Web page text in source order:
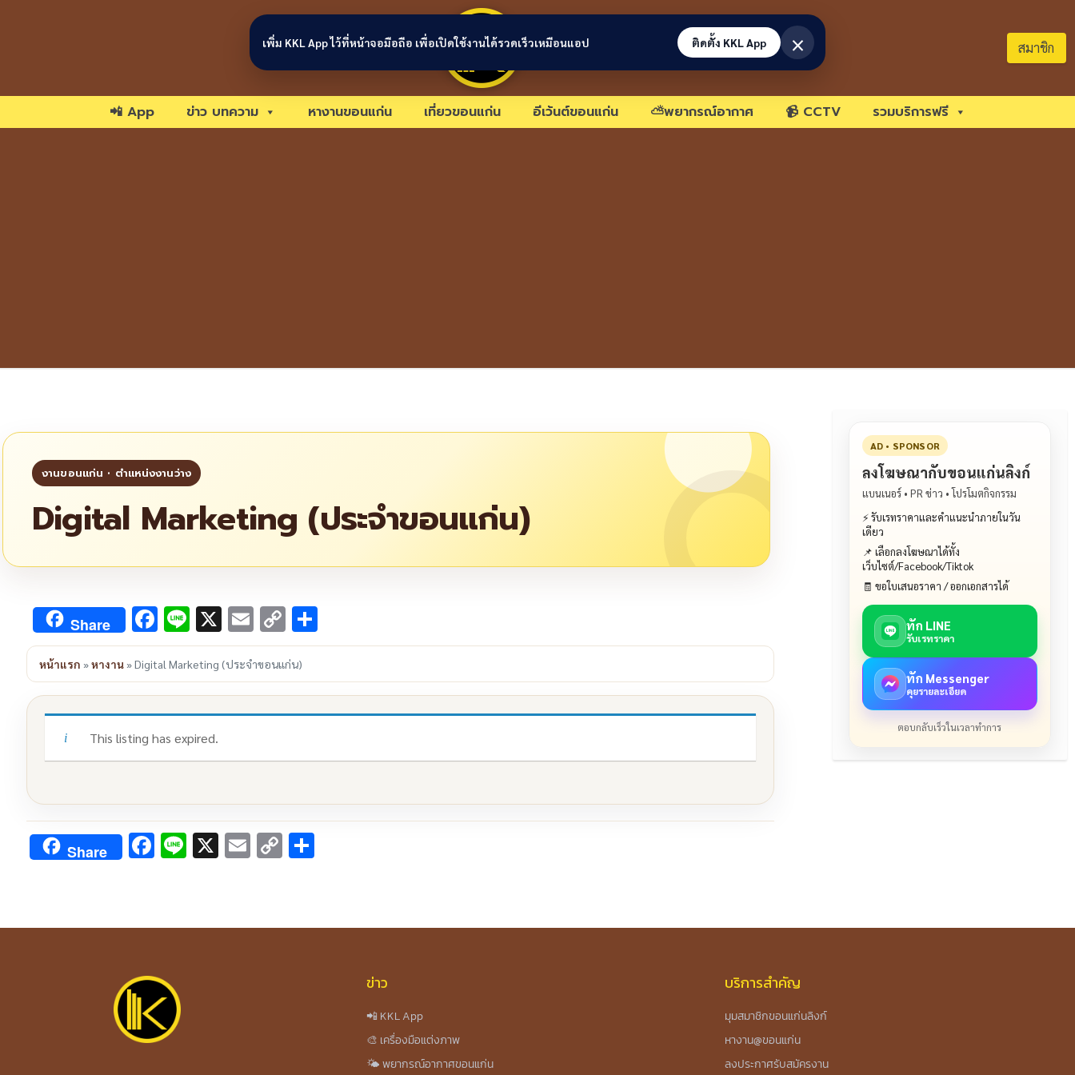
ขอนแก่นลิงก์ สมาชิก
📲 App ข่าว บทความ หางานขอนแก่น เที่ยวขอนแก่น อีเว้นต์ขอนแก่น ⛅พยากรณ์อากาศ 📹 CCTV รวมบริการฟรี
Digital Marketing (ประจำขอนแก่น)
Share Facebook
Line
X Email
Copy
Link
หน้าแรก »หางาน »Digital Marketing (ประจำขอนแก่น)
This listing has expired.
Share Facebook
Line
X Email
Copy
AD • SPONSOR
ลงโฆษณากับขอนแก่นลิงก์
แบนเนอร์ • PR ข่าว • โปรโมตกิจกรรม
⚡ รับเรทราคาและคำแนะนำภายในวัน
เดียว
📌 เลือกลงโฆษณาได้ทั้ง
เว็บไซต์/Facebook/Tiktok
🧾 ขอใบเสนอราคา / ออกเอกสารได้
ทัก LINE
รับเรทราคา
ทัก Messenger
คุยรายละเอียด
ตอบกลับเร็วในเวลาทำการ
ข่าว
📲 KKL App
🎨 เครื่องมือแต่งภาพ
🌤️ พยากรณ์อากาศขอนแก่น
บริการสำคัญ
มุมสมาชิกขอนแก่นลิงก์
หางาน@ขอนแก่น
ลงประกาศรับสมัครงาน
เพิ่ม KKL App ไว้ที่หน้าจอมือถือ เพื่อเปิดใช้งานได้รวดเร็วเหมือนแอป ติดตั้ง KKL App ×